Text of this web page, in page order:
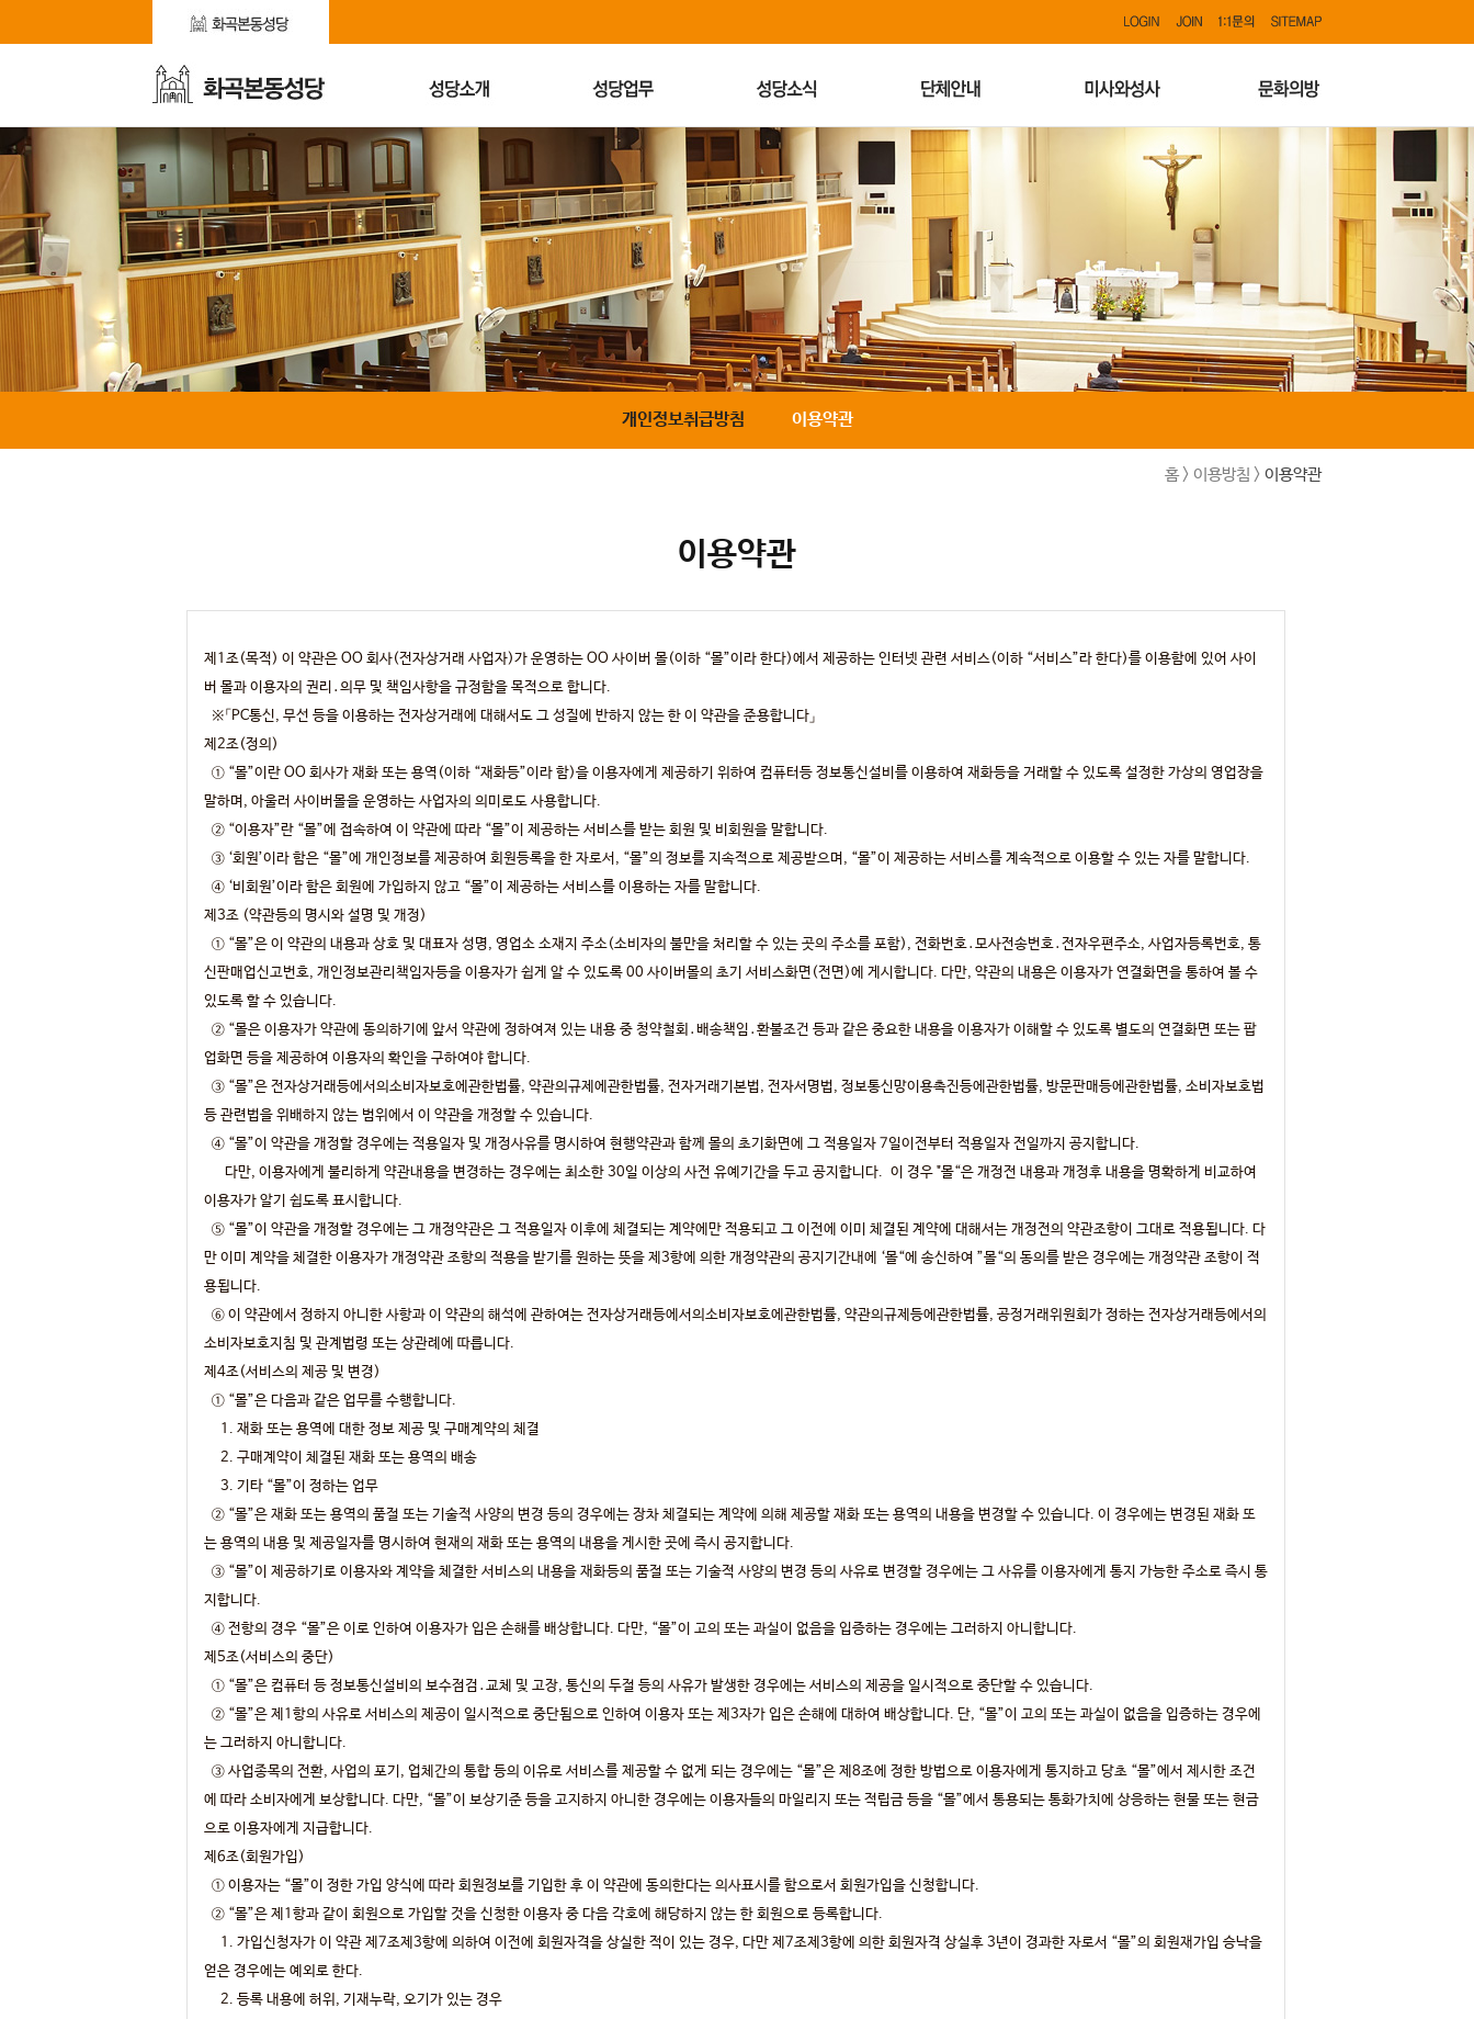
개인정보취급방침 이용약관
홈 > 이용방침 > 이용약관
이용약관
제1조(목적) 이 약관은 OO 회사(전자상거래 사업자)가 운영하는 OO 사이버 몰(이하 “몰”이라 한다)에서 제공하는 인터넷 관련 서비스(이하 “서비스”라 한다)를 이용함에 있어 사이
버 몰과 이용자의 권리․의무 및 책임사항을 규정함을 목적으로 합니다.
※「PC통신, 무선 등을 이용하는 전자상거래에 대해서도 그 성질에 반하지 않는 한 이 약관을 준용합니다」
제2조(정의)
① “몰”이란 OO 회사가 재화 또는 용역(이하 “재화등”이라 함)을 이용자에게 제공하기 위하여 컴퓨터등 정보통신설비를 이용하여 재화등을 거래할 수 있도록 설정한 가상의 영업장을
말하며, 아울러 사이버몰을 운영하는 사업자의 의미로도 사용합니다.
② “이용자”란 “몰”에 접속하여 이 약관에 따라 “몰”이 제공하는 서비스를 받는 회원 및 비회원을 말합니다.
③ ‘회원’이라 함은 “몰”에 개인정보를 제공하여 회원등록을 한 자로서, “몰”의 정보를 지속적으로 제공받으며, “몰”이 제공하는 서비스를 계속적으로 이용할 수 있는 자를 말합니다.
④ ‘비회원’이라 함은 회원에 가입하지 않고 “몰”이 제공하는 서비스를 이용하는 자를 말합니다.
제3조 (약관등의 명시와 설명 및 개정)
① “몰”은 이 약관의 내용과 상호 및 대표자 성명, 영업소 소재지 주소(소비자의 불만을 처리할 수 있는 곳의 주소를 포함), 전화번호․모사전송번호․전자우편주소, 사업자등록번호, 통
신판매업신고번호, 개인정보관리책임자등을 이용자가 쉽게 알 수 있도록 00 사이버몰의 초기 서비스화면(전면)에 게시합니다. 다만, 약관의 내용은 이용자가 연결화면을 통하여 볼 수
있도록 할 수 있습니다.
② “몰은 이용자가 약관에 동의하기에 앞서 약관에 정하여져 있는 내용 중 청약철회․배송책임․환불조건 등과 같은 중요한 내용을 이용자가 이해할 수 있도록 별도의 연결화면 또는 팝
업화면 등을 제공하여 이용자의 확인을 구하여야 합니다.
③ “몰”은 전자상거래등에서의소비자보호에관한법률, 약관의규제에관한법률, 전자거래기본법, 전자서명법, 정보통신망이용촉진등에관한법률, 방문판매등에관한법률, 소비자보호법
등 관련법을 위배하지 않는 범위에서 이 약관을 개정할 수 있습니다.
④ “몰”이 약관을 개정할 경우에는 적용일자 및 개정사유를 명시하여 현행약관과 함께 몰의 초기화면에 그 적용일자 7일이전부터 적용일자 전일까지 공지합니다.
다만, 이용자에게 불리하게 약관내용을 변경하는 경우에는 최소한 30일 이상의 사전 유예기간을 두고 공지합니다. 이 경우 "몰“은 개정전 내용과 개정후 내용을 명확하게 비교하여
이용자가 알기 쉽도록 표시합니다.
⑤ “몰”이 약관을 개정할 경우에는 그 개정약관은 그 적용일자 이후에 체결되는 계약에만 적용되고 그 이전에 이미 체결된 계약에 대해서는 개정전의 약관조항이 그대로 적용됩니다. 다
만 이미 계약을 체결한 이용자가 개정약관 조항의 적용을 받기를 원하는 뜻을 제3항에 의한 개정약관의 공지기간내에 ‘몰“에 송신하여 ”몰“의 동의를 받은 경우에는 개정약관 조항이 적
용됩니다.
⑥ 이 약관에서 정하지 아니한 사항과 이 약관의 해석에 관하여는 전자상거래등에서의소비자보호에관한법률, 약관의규제등에관한법률, 공정거래위원회가 정하는 전자상거래등에서의
소비자보호지침 및 관계법령 또는 상관례에 따릅니다.
제4조(서비스의 제공 및 변경)
① “몰”은 다음과 같은 업무를 수행합니다.
1. 재화 또는 용역에 대한 정보 제공 및 구매계약의 체결
2. 구매계약이 체결된 재화 또는 용역의 배송
3. 기타 “몰”이 정하는 업무
② “몰”은 재화 또는 용역의 품절 또는 기술적 사양의 변경 등의 경우에는 장차 체결되는 계약에 의해 제공할 재화 또는 용역의 내용을 변경할 수 있습니다. 이 경우에는 변경된 재화 또
는 용역의 내용 및 제공일자를 명시하여 현재의 재화 또는 용역의 내용을 게시한 곳에 즉시 공지합니다.
③ “몰”이 제공하기로 이용자와 계약을 체결한 서비스의 내용을 재화등의 품절 또는 기술적 사양의 변경 등의 사유로 변경할 경우에는 그 사유를 이용자에게 통지 가능한 주소로 즉시 통
지합니다.
④ 전항의 경우 “몰”은 이로 인하여 이용자가 입은 손해를 배상합니다. 다만, “몰”이 고의 또는 과실이 없음을 입증하는 경우에는 그러하지 아니합니다.
제5조(서비스의 중단)
① “몰”은 컴퓨터 등 정보통신설비의 보수점검․교체 및 고장, 통신의 두절 등의 사유가 발생한 경우에는 서비스의 제공을 일시적으로 중단할 수 있습니다.
② “몰”은 제1항의 사유로 서비스의 제공이 일시적으로 중단됨으로 인하여 이용자 또는 제3자가 입은 손해에 대하여 배상합니다. 단, “몰”이 고의 또는 과실이 없음을 입증하는 경우에
는 그러하지 아니합니다.
③ 사업종목의 전환, 사업의 포기, 업체간의 통합 등의 이유로 서비스를 제공할 수 없게 되는 경우에는 “몰”은 제8조에 정한 방법으로 이용자에게 통지하고 당초 “몰”에서 제시한 조건
에 따라 소비자에게 보상합니다. 다만, “몰”이 보상기준 등을 고지하지 아니한 경우에는 이용자들의 마일리지 또는 적립금 등을 “몰”에서 통용되는 통화가치에 상응하는 현물 또는 현금
으로 이용자에게 지급합니다.
제6조(회원가입)
① 이용자는 “몰”이 정한 가입 양식에 따라 회원정보를 기입한 후 이 약관에 동의한다는 의사표시를 함으로서 회원가입을 신청합니다.
② “몰”은 제1항과 같이 회원으로 가입할 것을 신청한 이용자 중 다음 각호에 해당하지 않는 한 회원으로 등록합니다.
1. 가입신청자가 이 약관 제7조제3항에 의하여 이전에 회원자격을 상실한 적이 있는 경우, 다만 제7조제3항에 의한 회원자격 상실후 3년이 경과한 자로서 “몰”의 회원재가입 승낙을
얻은 경우에는 예외로 한다.
2. 등록 내용에 허위, 기재누락, 오기가 있는 경우